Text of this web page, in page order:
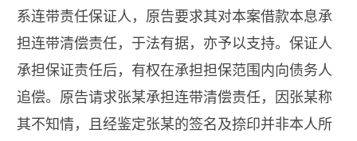
系连带责任保证人，原告要求其对本案借款本息承
担连带清偿责任，于法有据，亦予以支持。保证人
承担保证责任后，有权在承担担保范围内向债务人
追偿。原告请求张某承担连带清偿责任，因张某称
其不知情，且经鉴定张某的签名及捺印并非本人所